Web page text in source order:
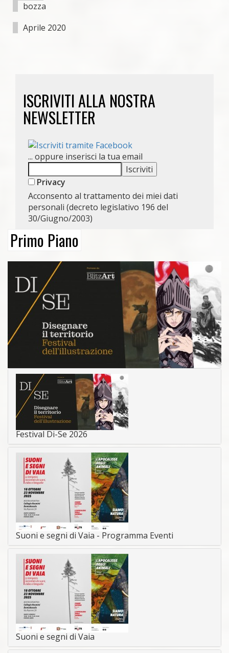
bozza
Aprile 2020
ISCRIVITI ALLA NOSTRA
NEWSLETTER
... oppure inserisci la tua email
Privacy
Acconsento al trattamento dei miei dati
personali (decreto legislativo 196 del
30/Giugno/2003)
Primo Piano
Festival Di-Se 2026
Suoni e segni di Vaia - Programma Eventi
Suoni e segni di Vaia